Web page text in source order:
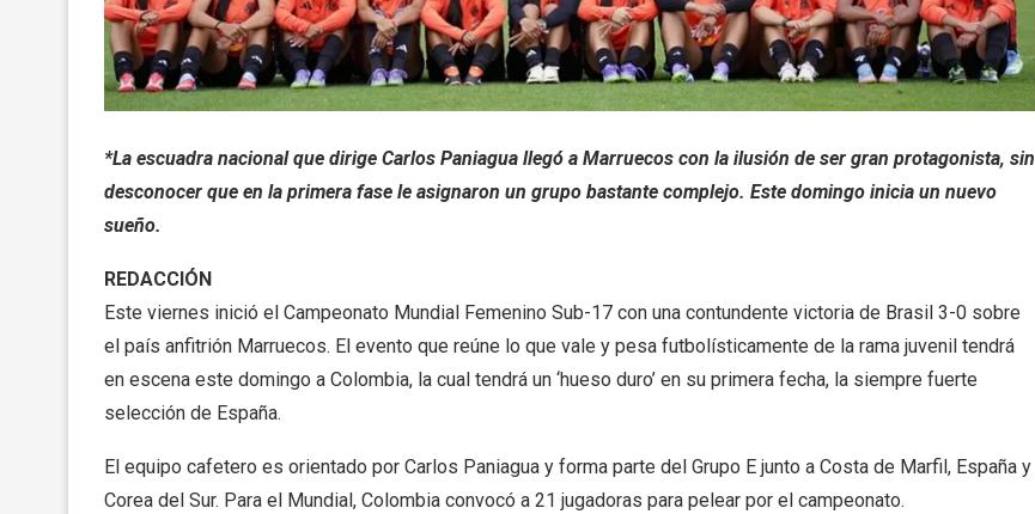
*La escuadra nacional que dirige Carlos Paniagua llegó a Marruecos con la ilusión de ser gran protagonista, sin
desconocer que en la primera fase le asignaron un grupo bastante complejo. Este domingo inicia un nuevo
sueño.
REDACCIÓN
Este viernes inició el Campeonato Mundial Femenino Sub-17 con una contundente victoria de Brasil 3-0 sobre
el país anfitrión Marruecos. El evento que reúne lo que vale y pesa futbolísticamente de la rama juvenil tendrá
en escena este domingo a Colombia, la cual tendrá un ‘hueso duro’ en su primera fecha, la siempre fuerte
selección de España.
El equipo cafetero es orientado por Carlos Paniagua y forma parte del Grupo E junto a Costa de Marfil, España y
Corea del Sur. Para el Mundial, Colombia convocó a 21 jugadoras para pelear por el campeonato.